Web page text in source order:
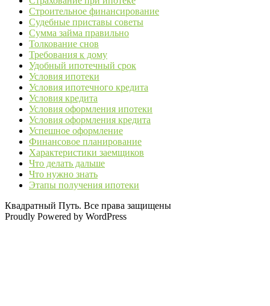
Строительное финансирование
Судебные приставы советы
Сумма займа правильно
Толкование снов
Требования к дому
Удобный ипотечный срок
Условия ипотеки
Условия ипотечного кредита
Условия кредита
Условия оформления ипотеки
Условия оформления кредита
Успешное оформление
Финансовое планирование
Характеристики заемщиков
Что делать дальше
Что нужно знать
Этапы получения ипотеки
Квадратный Путь. Все права защищены
Proudly Powered by WordPress